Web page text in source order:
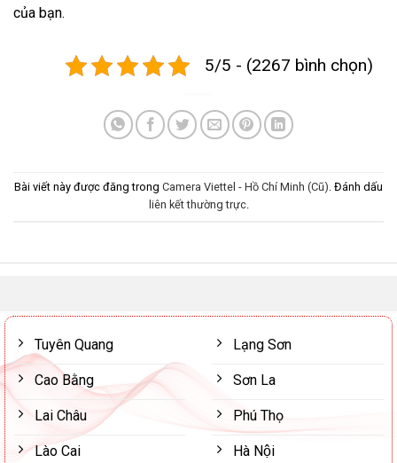
của bạn.
5/5 - (2267 bình chọn)
Bài viết này được đăng trong Camera Viettel - Hồ Chí Minh (Cũ). Đánh dấu
liên kết thường trực.
Tuyên Quang
Cao Bằng
Lai Châu
Lào Cai
Lạng Sơn
Sơn La
Phú Thọ
Hà Nội